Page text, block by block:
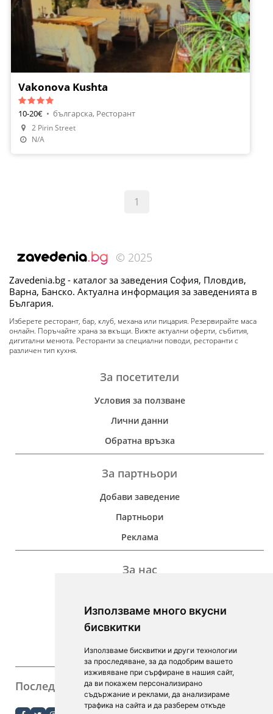
Използваме много вкусни
бисвкитки
Използваме бисквитки и други технологии
за проследяване, за да подобрим вашето
изживяване при сърфиране в нашия сайт,
да ви покажем персонализирано
съдържание и реклами, да анализираме
трафика на сайта и да разберем откъде
Направи Резервация
Vakonova Kushta
10-20€ • българска, Ресторант
2 Pirin Street
N/A
1
© 2025
Zavedenia.bg - каталог за заведения София, Пловдив,
Варна, Банско. Актуална информация за заведенията в
България.
Изберете ресторант, бар, клуб, механа или пицария. Резервирайте маса
онлайн. Поръчайте храна за вкъщи. Вижте актуални оферти, събития,
дигитални менюта. Ресторанти за специални поводи, ресторанти с
различен тип кухня.
За посетители
Условия за ползване
Лични данни
Обратна връзка
За партньори
Добави заведение
Партньори
Реклама
За нас
Контакти
For Investors
F.A.Q.
Последвайте ни
order.bg